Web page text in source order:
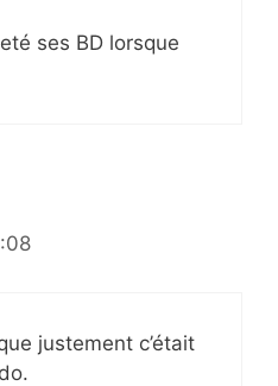
ses BD lorsque
justement c’était